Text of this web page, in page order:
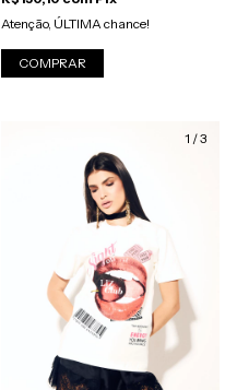
Atenção, ÚLTIMA chance!
COMPRAR
1 /3